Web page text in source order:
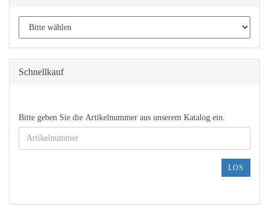
Schnellkauf
BITTE
GEBEN
SIE
Bitte geben Sie die Artikelnummer aus unserem Katalog ein.
LOS